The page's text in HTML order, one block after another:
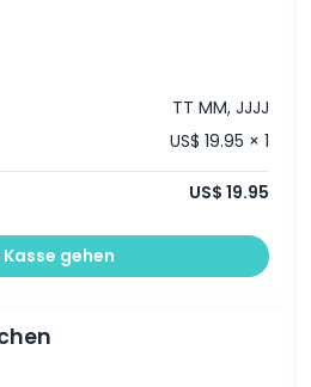
TT MM, JJJJ
US$ 19.95 × 1
US$ 19.95
Kasse gehen